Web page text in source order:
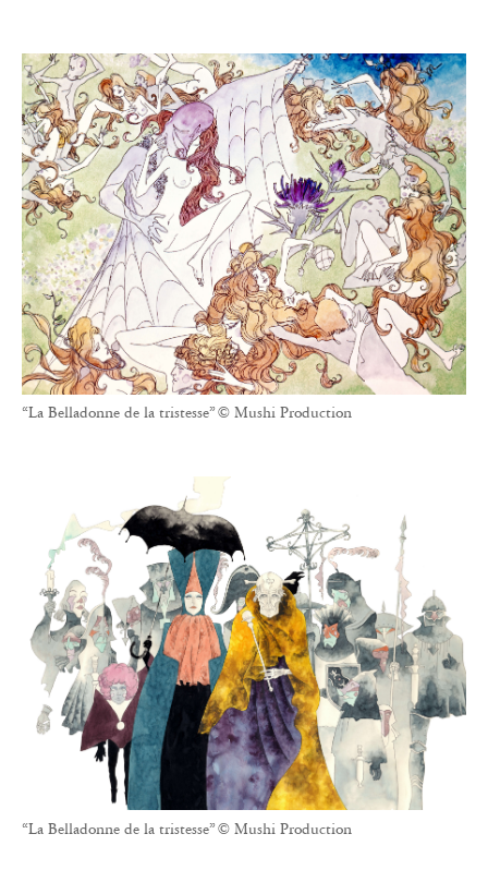
“La Belladonne de la tristesse” © Mushi Production
“La Belladonne de la tristesse” © Mushi Production